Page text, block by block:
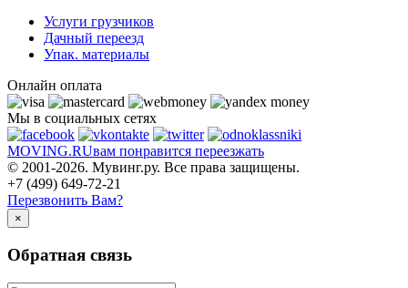
Услуги грузчиков
Дачный переезд
Упак. материалы
Онлайн оплата
Мы в социальных сетях
MOVING.RUвам понравится переезжать
© 2001-2026. Мувинг.ру. Все права защищены.
+7 (499) 649-72-21
Перезвонить Вам?
×
Обратная связь